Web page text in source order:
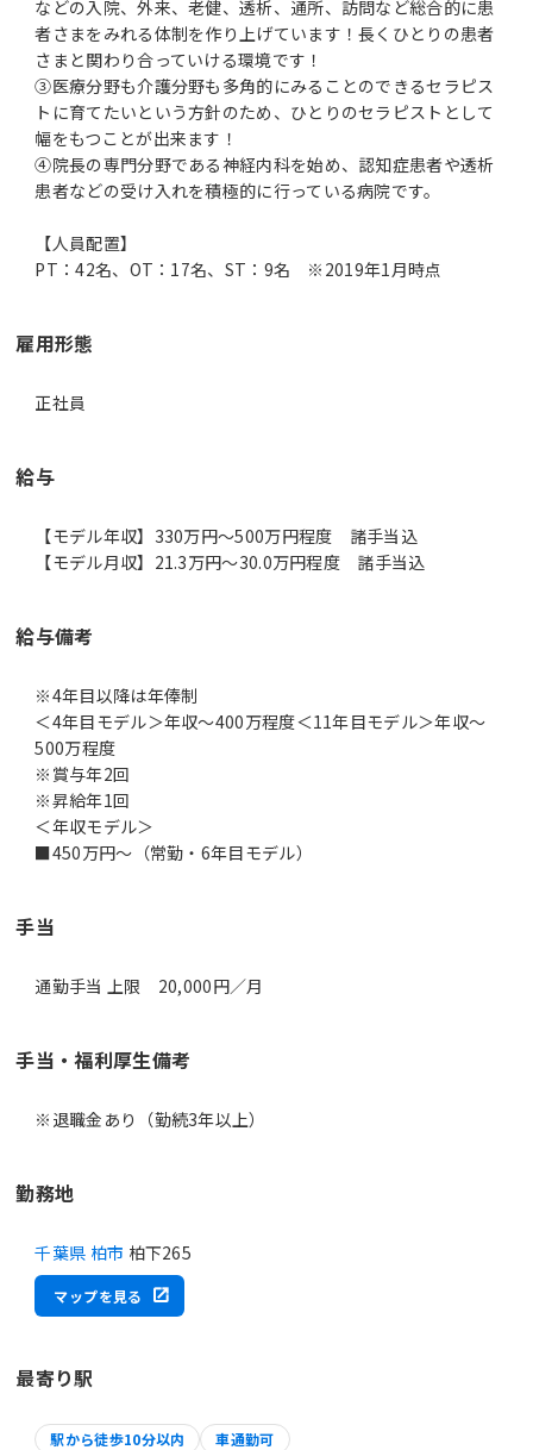
などの入院、外来、老健、透析、通所、訪問など総合的に患
者さまをみれる体制を作り上げています！長くひとりの患者
さまと関わり合っていける環境です！
③医療分野も介護分野も多角的にみることのできるセラピス
トに育てたいという方針のため、ひとりのセラピストとして
幅をもつことが出来ます！
④院長の専門分野である神経内科を始め、認知症患者や透析
患者などの受け入れを積極的に行っている病院です。
【人員配置】
PT：42名、OT：17名、ST：9名 ※2019年1月時点
雇用形態
正社員
給与
【モデル年収】330万円〜500万円程度 諸手当込
【モデル月収】21.3万円〜30.0万円程度 諸手当込
給与備考
※4年目以降は年俸制
＜4年目モデル＞年収～400万程度＜11年目モデル＞年収～
500万程度
※賞与年2回
※昇給年1回
＜年収モデル＞
■450万円～（常勤・6年目モデル）
手当
通勤手当 上限 20,000円／月
手当・福利厚生備考
※退職金あり（勤続3年以上）
勤務地
千葉県 柏市 柏下265
マップを見る
最寄り駅
駅から徒歩10分以内 車通勤可